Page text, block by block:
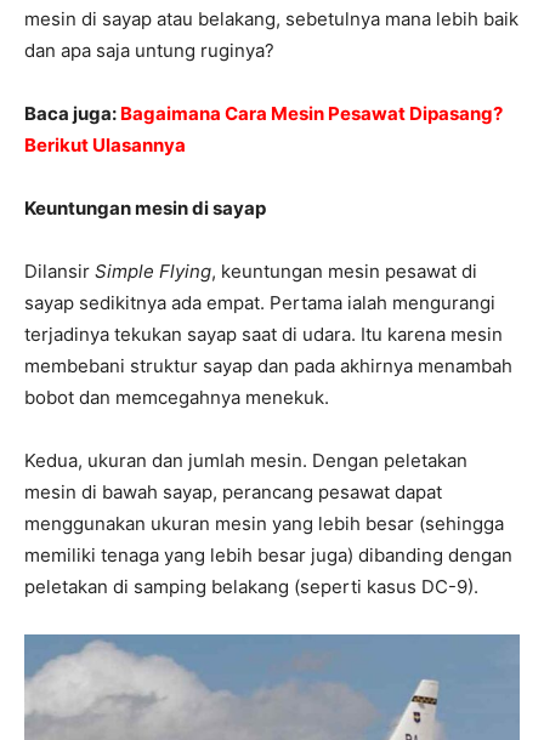
mesin di sayap atau belakang, sebetulnya mana lebih baik
dan apa saja untung ruginya?
Baca juga: Bagaimana Cara Mesin Pesawat Dipasang?
Berikut Ulasannya
Keuntungan mesin di sayap
Dilansir Simple Flying, keuntungan mesin pesawat di
sayap sedikitnya ada empat. Pertama ialah mengurangi
terjadinya tekukan sayap saat di udara. Itu karena mesin
membebani struktur sayap dan pada akhirnya menambah
bobot dan memcegahnya menekuk.
Kedua, ukuran dan jumlah mesin. Dengan peletakan
mesin di bawah sayap, perancang pesawat dapat
menggunakan ukuran mesin yang lebih besar (sehingga
memiliki tenaga yang lebih besar juga) dibanding dengan
peletakan di samping belakang (seperti kasus DC-9).